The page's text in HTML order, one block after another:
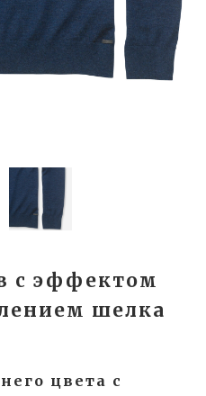
с эффектом
шелка
цвета с